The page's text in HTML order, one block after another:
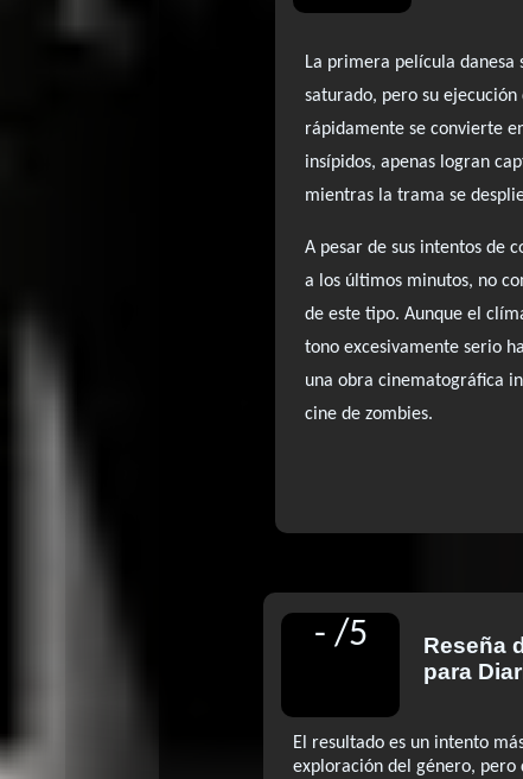
La primera película danesa
saturado, pero su ejecución
rápidamente se convierte
insípidos, apenas logran
mientras la trama se
A pesar de sus intentos de
a los últimos minutos, no
de este tipo. Aunque el
tono excesivamente serio
una obra cinematográfica
cine de zombies.
- /5 Reseña
para
El resultado es un intento
exploración del género, pero